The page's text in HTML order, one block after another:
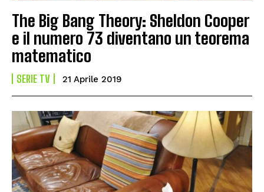
The Big Bang Theory: Sheldon Cooper
e il numero 73 diventano un teorema
matematico
SERIE TV 21 Aprile 2019